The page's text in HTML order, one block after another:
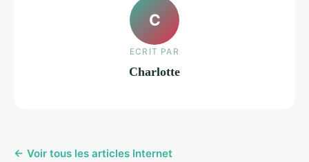
C
ECRIT PAR
Charlotte
← Voir tous les articles Internet